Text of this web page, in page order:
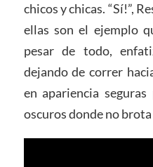
chicos y chicas. “Sí!”,
ellas son el ejemplo
pesar de todo,
dejando de correr
en apariencia
oscuros donde no